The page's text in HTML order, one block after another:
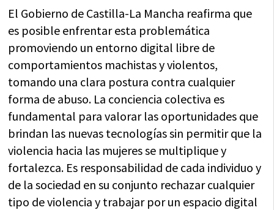
El Gobierno de Castilla-La Mancha reafirma que
es posible enfrentar esta problemática
promoviendo un entorno digital libre de
comportamientos machistas y violentos,
tomando una clara postura contra cualquier
forma de abuso. La conciencia colectiva es
fundamental para valorar las oportunidades que
brindan las nuevas tecnologías sin permitir que la
violencia hacia las mujeres se multiplique y
fortalezca. Es responsabilidad de cada individuo y
de la sociedad en su conjunto rechazar cualquier
tipo de violencia y trabajar por un espacio digital